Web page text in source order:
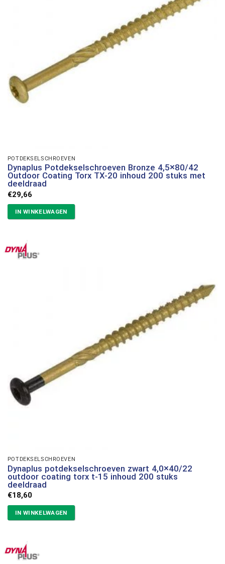
POTDEKSELSCHROEVEN
Dynaplus Potdekselschroeven Bronze 4,5×80/42
Outdoor Coating Torx TX-20 inhoud 200 stuks met
deeldraad
€29,66
IN WINKELWAGEN
POTDEKSELSCHROEVEN
Dynaplus potdekselschroeven zwart 4,0×40/22
outdoor coating torx t-15 inhoud 200 stuks
deeldraad
€18,60
IN WINKELWAGEN